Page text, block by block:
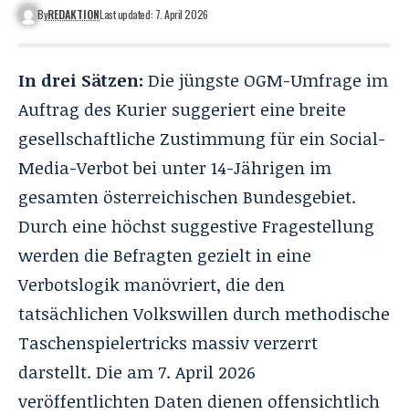
ByREDAKTIONLast updated: 7. April 2026
In drei Sätzen: Die jüngste OGM-Umfrage im
Auftrag des Kurier suggeriert eine breite
gesellschaftliche Zustimmung für ein Social-
Media-Verbot bei unter 14-Jährigen im
gesamten österreichischen Bundesgebiet.
Durch eine höchst suggestive Fragestellung
werden die Befragten gezielt in eine
Verbotslogik manövriert, die den
tatsächlichen Volkswillen durch methodische
Taschenspielertricks massiv verzerrt
darstellt. Die am 7. April 2026
veröffentlichten Daten dienen offensichtlich